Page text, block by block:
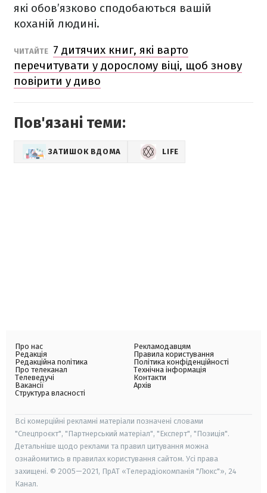
які обов’язково сподобаються вашій
коханій людині.
ЧИТАЙТЕ 7 дитячих книг, які варто
перечитувати у дорослому віці, щоб знову
повірити у диво
Пов'язані теми:
ЗАТИШОК ВДОМА LIFE
Про нас
Редакція
Редакційна політика
Про телеканал
Телеведучі
Вакансії
Структура власності
Рекламодавцям
Правила користування
Політика конфіденційності
Технічна інформація
Контакти
Архів
Всі комерційні рекламні матеріали позначені словами
"Спецпроєкт", "Партнерський матеріал", "Експерт", "Позиція".
Детальніше щодо реклами та правил цитування можна
ознайомитись в правилах користування сайтом. Усі права
захищені. © 2005—2021, ПрАТ «Телерадіокомпанія "Люкс"», 24
Канал.